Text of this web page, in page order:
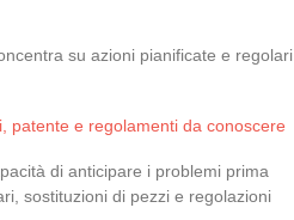
su azioni pianificate e regolari
patente e regolamenti da conoscere
di anticipare i problemi prima
sostituzioni di pezzi e regolazioni